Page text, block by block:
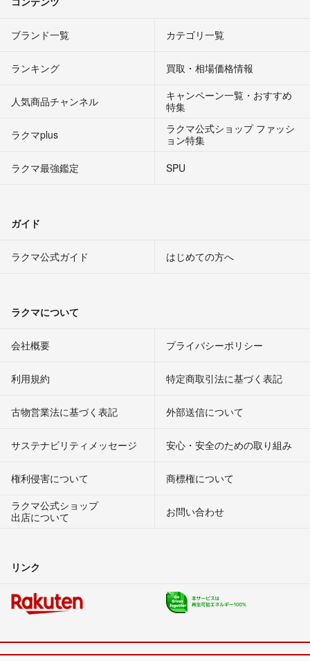
ブランド一覧 カテゴリ一覧
ランキング 買取・相場価格情報
人気商品チャンネル
キャンペーン一覧・おすすめ
特集
ラクマplus
ラクマ公式ショップ ファッシ
ョン特集
ラクマ最強鑑定
SPU
ガイド
ラクマ公式ガイド はじめての方へ
ラクマについて
会社概要 プライバシーポリシー
利用規約 特定商取引法に基づく表記
古物営業法に基づく表記 外部送信について
サステナビリティメッセージ 安心・安全のための取り組み
権利侵害について
商標権について
ラクマ公式ショップ
出店について
お問い合わせ
リンク